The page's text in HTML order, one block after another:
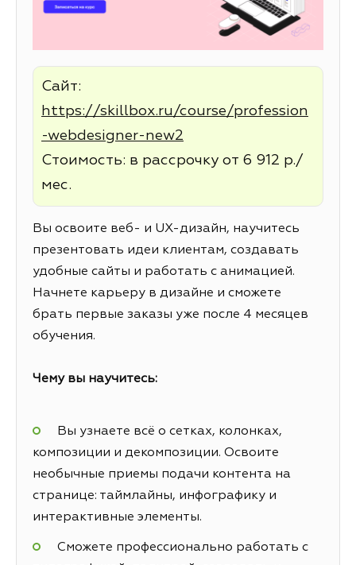
Сайт:
https://skillbox.ru/course/profession
-webdesigner-new2
Стоимость: в рассрочку от 6 912 р./
мес.
Вы освоите веб- и UX-дизайн, научитесь
презентовать идеи клиентам, создавать
удобные сайты и работать с анимацией.
Начнете карьеру в дизайне и сможете
брать первые заказы уже после 4 месяцев
обучения.
Чему вы научитесь:
Вы узнаете всё о сетках, колонках,
композиции и декомпозиции. Освоите
необычные приемы подачи контента на
странице: таймлайны, инфографику и
интерактивные элементы.
Сможете профессионально работать с